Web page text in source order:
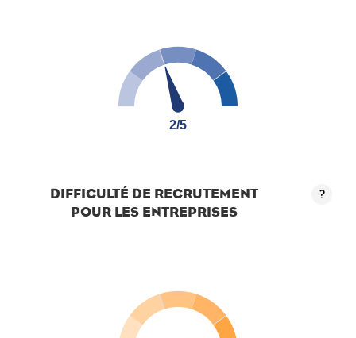
2/5
2/5
DIFFICULTÉ DE RECRUTEMENT
POUR LES ENTREPRISES
?